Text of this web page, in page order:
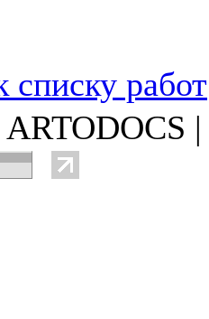
списку работ